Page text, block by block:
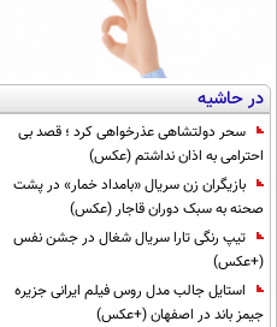
در حاشیه
سحر دولتشاهی عذرخواهی کرد ؛ قصد بی
احترامی به اذان نداشتم (عکس)
بازیگران زن سریال «بامداد خمار» در پشت
صحنه به سبک دوران قاجار (عکس)
تیپ رنگی تارا سریال شغال در جشن نفس
(+عکس)
استایل جالب مدل روس فیلم ایرانی جزیره
جیمز باند در اصفهان (+عکس)